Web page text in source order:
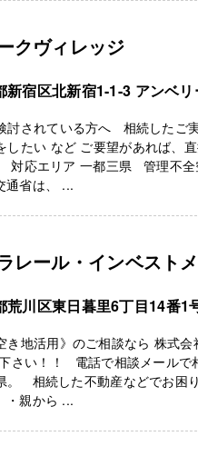
クヴィレッジ
新宿区北新宿1-1-3 アンベリ
討されている方へ 相続したご
したい など ご要望があれば、
対応エリア 一都三県 管理不全
省は、 ...
レール・インベスト
荒川区東日暮里6丁目14番1
き地活用》のご相談なら 株式
さい！！ 電話で相談メール
。 相続した不動産などでお困
親から ...